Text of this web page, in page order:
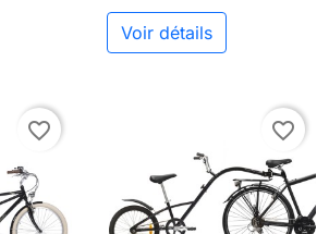
Voir détails
favorite_border favorite_border